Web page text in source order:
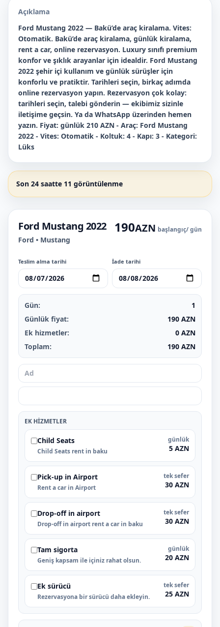
Açıklama
Ford Mustang 2022 — Bakü’de araç kiralama. Vites:
Otomatik. Bakü’de araç kiralama, günlük kiralama,
rent a car, online rezervasyon. Luxury sınıfı premium
konfor ve şıklık arayanlar için idealdir. Ford Mustang
2022 şehir içi kullanım ve günlük sürüşler için
konforlu ve pratiktir. Tarihleri seçin, birkaç adımda
online rezervasyon yapın. Rezervasyon çok kolay:
tarihleri seçin, talebi gönderin — ekibimiz sizinle
iletişime geçsin. Ya da WhatsApp üzerinden hemen
yazın. Fiyat: günlük 210 AZN - Araç: Ford Mustang
2022 - Vites: Otomatik - Koltuk: 4 - Kapı: 3 - Kategori:
Lüks
Son 24 saatte 11 görüntülenme
Ford Mustang 2022
Ford • Mustang
190AZN başlangıç/ gün
Teslim alma tarihi İade tarihi
Gün:
1
Günlük fiyat:
190 AZN
Ek hizmetler:
0 AZN
Toplam:
190 AZN
EK HIZMETLER
Child Seats
Child Seats rent in baku
günlük
5 AZN
Pick-up in Airport
Rent a car in Airport
tek sefer
30 AZN
Drop-off in airport
Drop-off in airport rent a car in baku
tek sefer
30 AZN
Tam sigorta
Geniş kapsam ile içiniz rahat olsun.
günlük
20 AZN
Ek sürücü
Rezervasyona bir sürücü daha ekleyin.
tek sefer
25 AZN